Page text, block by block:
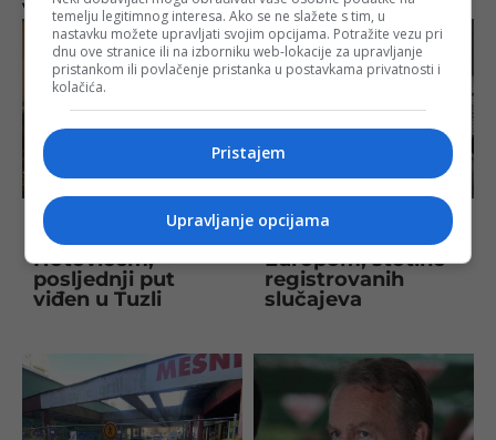
Više na istu temu
Porodica traga za
Vahidom
Hotovićem,
posljednji put
viđen u Tuzli
Virus za koji nema
vakcine hara
Europom, stotine
registrovanih
slučajeva
temelju legitimnog interesa. Ako se ne slažete s tim, u
nastavku možete upravljati svojim opcijama. Potražite vezu pri
dnu ove stranice ili na izborniku web-lokacije za upravljanje
pristankom ili povlačenje pristanka u postavkama privatnosti i
kolačića.
Pristajem
Upravljanje opcijama